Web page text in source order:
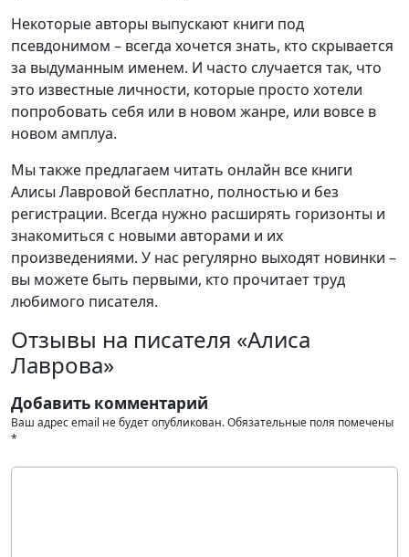
Некоторые авторы выпускают книги под
псевдонимом – всегда хочется знать, кто скрывается
за выдуманным именем. И часто случается так, что
это известные личности, которые просто хотели
попробовать себя или в новом жанре, или вовсе в
новом амплуа.
Мы также предлагаем читать онлайн все книги
Алисы Лавровой бесплатно, полностью и без
регистрации. Всегда нужно расширять горизонты и
знакомиться с новыми авторами и их
произведениями. У нас регулярно выходят новинки –
вы можете быть первыми, кто прочитает труд
любимого писателя.
Отзывы на писателя «Алиса
Лаврова»
Добавить комментарий
Ваш адрес email не будет опубликован.Обязательные поля помечены
*